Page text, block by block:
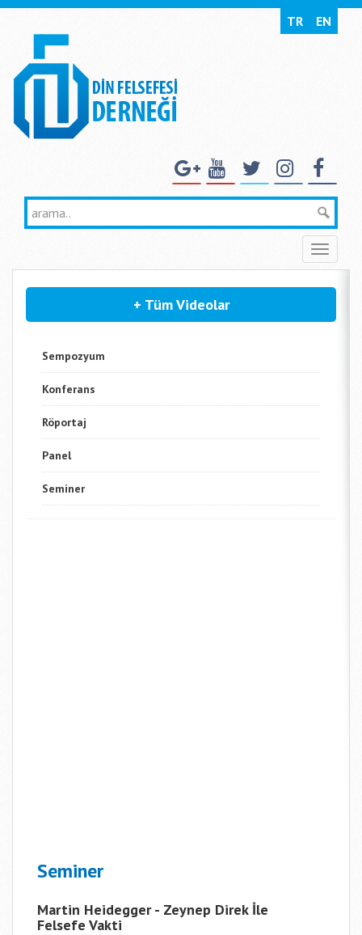
TR EN
Toggle
+ Tüm Videolar
Sempozyum
Konferans
Röportaj
Panel
Seminer
Seminer
Martin Heidegger - Zeynep Direk İle
Felsefe Vakti